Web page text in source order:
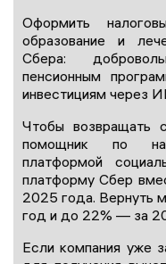
Оформить
образование и
Сбера:
пенсионным
инвестициям через
Чтобы возвращать
помощник по
платформой
платформу Сбер
2025 года. Вернуть
год и до 22% — за
Если компания уже